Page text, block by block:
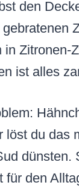
den
in Zitronen-
ist alles
löst du das
dünsten.
für den